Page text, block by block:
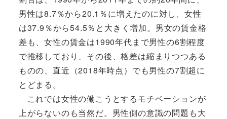
男性は8.7％から20.1％に増えたのに対し、女性
は37.9％から54.5％と大きく増加。男女の賃金格
差も、女性の賃金は1990年代まで男性の6割程度
で推移しており、その後、格差は縮まりつつある
ものの、直近（2018年時点）でも男性の7割超に
とどまる。
これでは女性の働こうとするモチベーションが
上がらないのも当然だ。男性側の意識の問題も大